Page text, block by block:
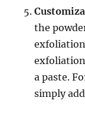
the
a paste.
simply